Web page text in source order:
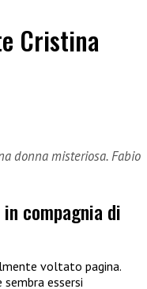
Cristina
donna misteriosa. Fabio
compagnia di
voltato pagina.
essersi